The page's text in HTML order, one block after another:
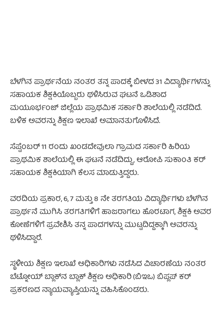
ಬೆಳಗಿನ ಪ್ರಾರ್ಥನೆಯ ನಂತರ ತನ್ನ ಪಾದಕ್ಕೆ ಬೀಳದ 31 ವಿದ್ಯಾರ್ಥಿಗಳನ್ನು
ಸಹಾಯಕ ಶಿಕ್ಷಕಿಯೊಬ್ಬರು ಥಳಿಸಿರುವ ಘಟನೆ ಒಡಿಶಾದ
ಮಯೂರ್ಭಂಜ್ ಜಿಲ್ಲೆಯ ಪ್ರಾಥಮಿಕ ಸರ್ಕಾರಿ ಶಾಲೆಯಲ್ಲಿ ನಡೆದಿದೆ.
ಬಳಿಕ ಅವರನ್ನು ಶಿಕ್ಷಣ ಇಲಾಖೆ ಅಮಾನತುಗೊಳಿಸಿದೆ.
ಸೆಪ್ಟೆಂಬರ್ 11 ರಂದು ಖಂಡದೇವುಲಾ ಗ್ರಾಮದ ಸರ್ಕಾರಿ ಹಿರಿಯ
ಪ್ರಾಥಮಿಕ ಶಾಲೆಯಲ್ಲಿ ಈ ಘಟನೆ ನಡೆದಿದ್ದು, ಆರೋಪಿ ಸುಕಾಂತಿ ಕರ್
ಸಹಾಯಕ ಶಿಕ್ಷಕಿಯಾಗಿ ಕೆಲಸ ಮಾಡುತ್ತಿದ್ದರು.
ವರದಿಯ ಪ್ರಕಾರ, 6, 7 ಮತ್ತು 8 ನೇ ತರಗತಿಯ ವಿದ್ಯಾರ್ಥಿಗಳು ಬೆಳಗಿನ
ಪ್ರಾರ್ಥನೆ ಮುಗಿಸಿ ತರಗತಿಗಳಿಗೆ ಹಾಜರಾಗಲು ಹೊರಟಾಗ, ಶಿಕ್ಷಕಿ ಅವರ
ಕೋಣೆಗಳಿಗೆ ಪ್ರವೇಶಿಸಿ ತನ್ನ ಪಾದಗಳನ್ನು ಮುಟ್ಟದಿದ್ದಕ್ಕಾಗಿ ಅವರನ್ನು
ಥಳಿಸಿದ್ದಾರೆ.
ಸ್ಥಳೀಯ ಶಿಕ್ಷಣ ಇಲಾಖೆ ಅಧಿಕಾರಿಗಳು ನಡೆಸಿದ ವಿಚಾರಣೆಯ ನಂತರ
ಬೆಟ್ನೋಯ್ ಬ್ಲಾಕ್‌ನ ಬ್ಲಾಕ್ ಶಿಕ್ಷಣ ಅಧಿಕಾರಿ (ಬಿಇಒ) ಬಿಪ್ಲಪ್ ಕರ್
ಪ್ರಕರಣದ ನ್ಯಾಯವ್ಯಾಪ್ತಿಯನ್ನು ವಹಿಸಿಕೊಂಡರು.